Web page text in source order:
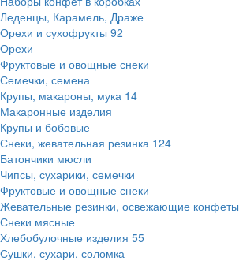
Леденцы, Карамель, Драже
Орехи и сухофрукты 92
Орехи
Фруктовые и овощные снеки
Семечки, семена
Крупы, макароны, мука 14
Макаронные изделия
Крупы и бобовые
Снеки, жевательная резинка 124
Батончики мюсли
Чипсы, сухарики, семечки
Фруктовые и овощные снеки
Жевательные резинки, освежающие конфеты
Снеки мясные
Хлебобулочные изделия 55
Сушки, сухари, соломка